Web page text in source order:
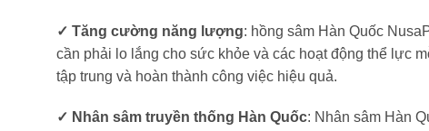
✓ Tăng cường năng lượng: hồng sâm Hàn Quốc
cần phải lo lắng cho sức khỏe và các hoạt động thể lực
tập trung và hoàn thành công việc hiệu quả.
✓ Nhân sâm truyền thống Hàn Quốc: Nhân sâm Hàn